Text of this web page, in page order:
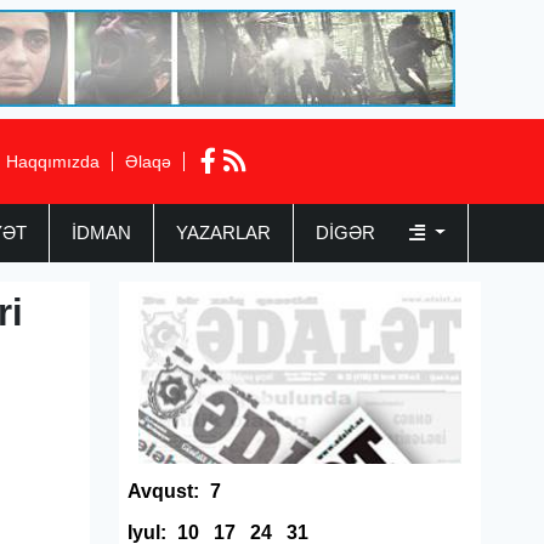
Haqqımızda Əlaqə
İDMAN YAZARLAR DIGƏR
Avqust: 7
Iyul:
10 17 24 31